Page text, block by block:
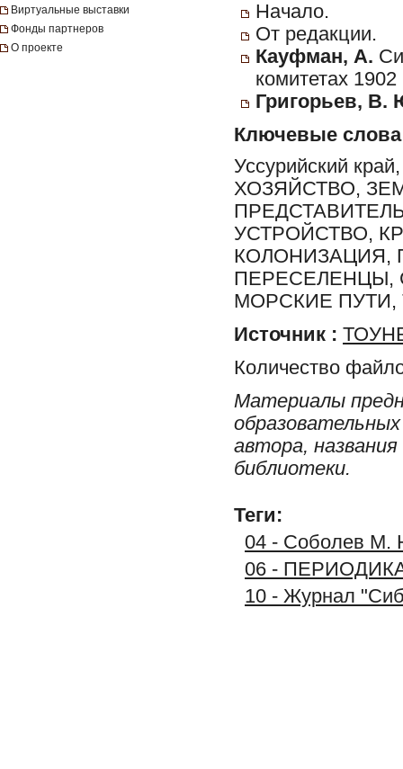
Виртуальные выставки
Фонды партнеров
О проекте
Начало.
От редакции.
Кауфман, А.
комитетах 1902
Григорьев, В.
Ключевые слова
Уссурийский
ХОЗЯЙСТВО,
УСТРОЙСТВО,
КОЛОНИЗАЦИЯ,
ПЕРЕСЕЛЕНЦЫ,
МОРСКИЕ ПУТИ,
Источник :
Количество
Материалы
автора,
библиотеки.
Теги:
04 - Соболев М.
06 -
10 - Журнал